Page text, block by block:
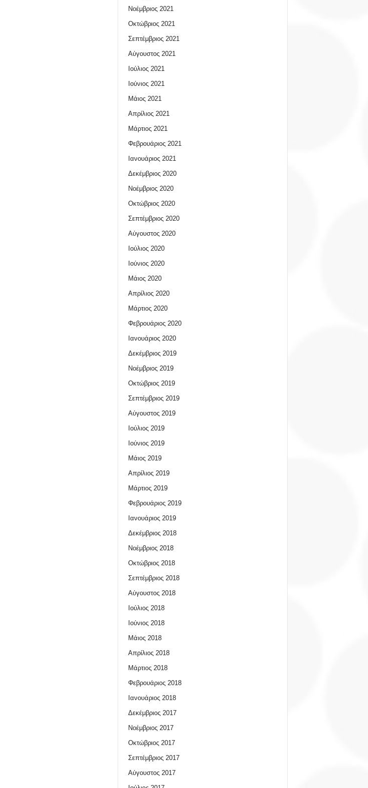
Νοέμβριος 2021
Οκτώβριος 2021
Σεπτέμβριος 2021
Αύγουστος 2021
Ιούλιος 2021
Ιούνιος 2021
Μάιος 2021
Απρίλιος 2021
Μάρτιος 2021
Φεβρουάριος 2021
Ιανουάριος 2021
Δεκέμβριος 2020
Νοέμβριος 2020
Οκτώβριος 2020
Σεπτέμβριος 2020
Αύγουστος 2020
Ιούλιος 2020
Ιούνιος 2020
Μάιος 2020
Απρίλιος 2020
Μάρτιος 2020
Φεβρουάριος 2020
Ιανουάριος 2020
Δεκέμβριος 2019
Νοέμβριος 2019
Οκτώβριος 2019
Σεπτέμβριος 2019
Αύγουστος 2019
Ιούλιος 2019
Ιούνιος 2019
Μάιος 2019
Απρίλιος 2019
Μάρτιος 2019
Φεβρουάριος 2019
Ιανουάριος 2019
Δεκέμβριος 2018
Νοέμβριος 2018
Οκτώβριος 2018
Σεπτέμβριος 2018
Αύγουστος 2018
Ιούλιος 2018
Ιούνιος 2018
Μάιος 2018
Απρίλιος 2018
Μάρτιος 2018
Φεβρουάριος 2018
Ιανουάριος 2018
Δεκέμβριος 2017
Νοέμβριος 2017
Οκτώβριος 2017
Σεπτέμβριος 2017
Αύγουστος 2017